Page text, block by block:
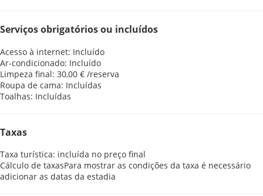
Serviços obrigatórios ou incluídos
Acesso à internet: Incluído
Ar-condicionado: Incluído
Limpeza final: 30,00 € /reserva
Roupa de cama: Incluídas
Toalhas: Incluídas
Taxas
Taxa turística: incluída no preço final
Cálculo de taxasPara mostrar as condições da taxa é necessário
adicionar as datas da estadia